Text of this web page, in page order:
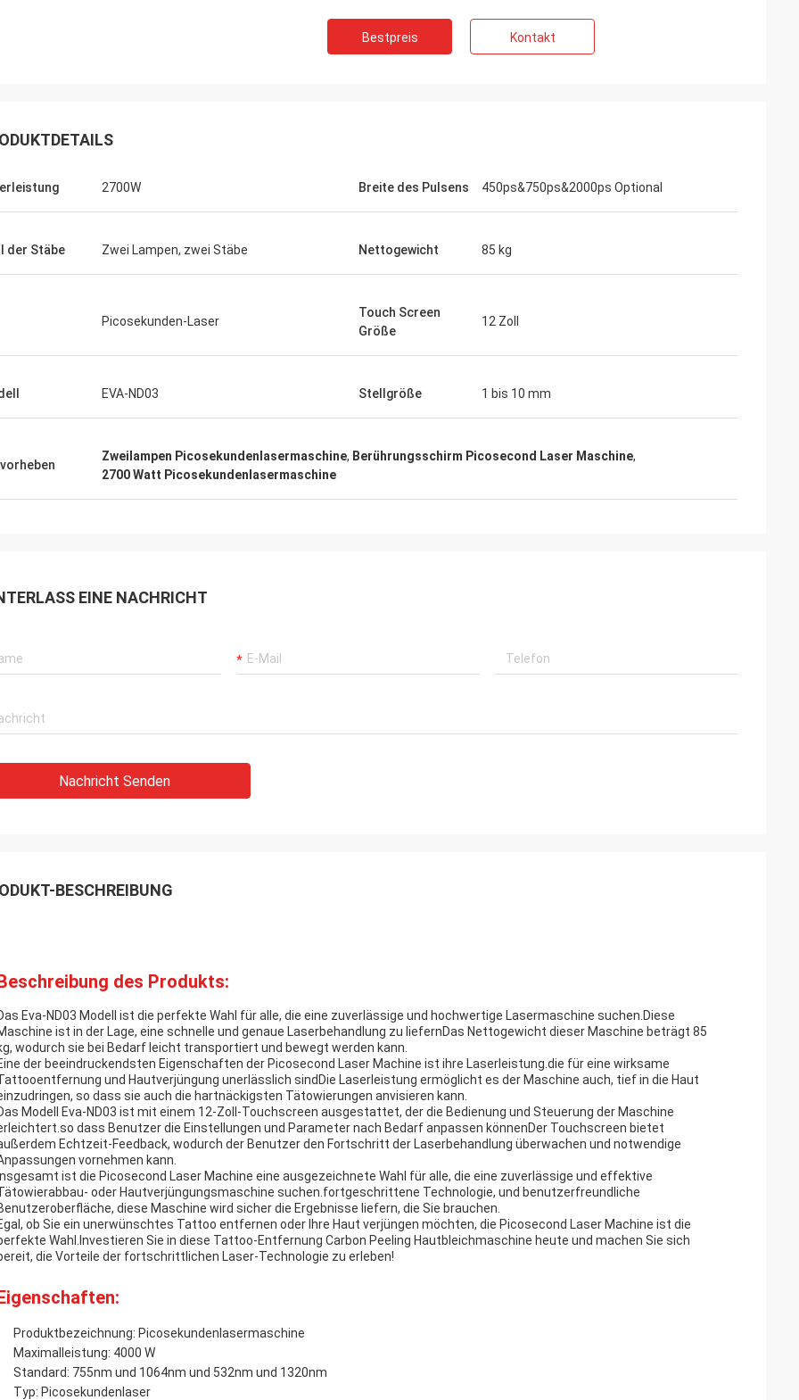
Bestpreis Kontakt
2700W Breite des Pulsens 450ps&750ps&2000ps Optional
der Stäbe Zwei Lampen, zwei Stäbe Nettogewicht 85 kg
Picosekunden-Laser
Touch Screen
Größe
12 Zoll
EVA-ND03 Stellgröße 1 bis 10 mm
Zweilampen Picosekundenlasermaschine, Berührungsschirm Picosecond Laser Maschine,
2700 Watt Picosekundenlasermaschine
EINE NACHRICHT
Nachricht Senden
BESCHREIBUNG
des Produkts:
Eva-ND03 Modell ist die perfekte Wahl für alle, die eine zuverlässige und hochwertige Lasermaschine suchen.Diese
ist in der Lage, eine schnelle und genaue Laserbehandlung zu liefernDas Nettogewicht dieser Maschine beträgt 85
wodurch sie bei Bedarf leicht transportiert und bewegt werden kann.
der beeindruckendsten Eigenschaften der Picosecond Laser Machine ist ihre Laserleistung.die für eine wirksame
und Hautverjüngung unerlässlich sindDie Laserleistung ermöglicht es der Maschine auch, tief in die Haut
so dass sie auch die hartnäckigsten Tätowierungen anvisieren kann.
Modell Eva-ND03 ist mit einem 12-Zoll-Touchscreen ausgestattet, der die Bedienung und Steuerung der Maschine
dass Benutzer die Einstellungen und Parameter nach Bedarf anpassen könnenDer Touchscreen bietet
Echtzeit-Feedback, wodurch der Benutzer den Fortschritt der Laserbehandlung überwachen und notwendige
vornehmen kann.
ist die Picosecond Laser Machine eine ausgezeichnete Wahl für alle, die eine zuverlässige und effektive
oder Hautverjüngungsmaschine suchen.fortgeschrittene Technologie, und benutzerfreundliche
diese Maschine wird sicher die Ergebnisse liefern, die Sie brauchen.
ob Sie ein unerwünschtes Tattoo entfernen oder Ihre Haut verjüngen möchten, die Picosecond Laser Machine ist die
Wahl.Investieren Sie in diese Tattoo-Entfernung Carbon Peeling Hautbleichmaschine heute und machen Sie sich
die Vorteile der fortschrittlichen Laser-Technologie zu erleben!
Produktbezeichnung: Picosekundenlasermaschine
Maximalleistung: 4000 W
Standard: 755nm und 1064nm und 532nm und 1320nm
Typ: Picosekundenlaser